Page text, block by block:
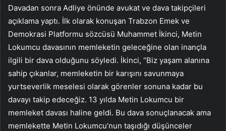
Davadan sonra Adliye önünde avukat ve dava takipçileri
açıklama yaptı. İlk olarak konuşan Trabzon Emek ve
Demokrasi Platformu sözcüsü Muhammet İkinci, Metin
Lokumcu davasının memleketin geleceğine olan inançla
ilgili bir dava olduğunu söyledi. İkinci, “Biz yaşam alanına
sahip çıkanlar, memleketin bir karışını savunmaya
yurtseverlik meselesi olarak görenler sonuna kadar bu
davayı takip edeceğiz. 13 yılda Metin Lokumcu bir
memleket davası haline geldi. Bu dava sonuçlanacak ama
memlekette Metin Lokumcu’nun taşıdığı düşünceler